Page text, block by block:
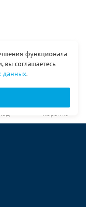
функционала
вы соглашаетесь
данных.